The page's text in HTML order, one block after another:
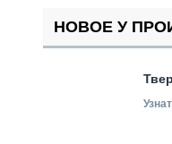
НОВОЕ У